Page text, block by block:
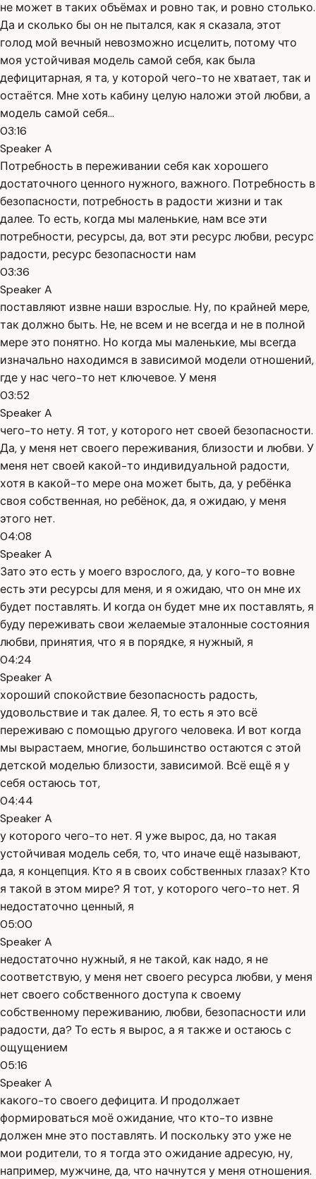
не может в таких объёмах и ровно так, и ровно столько.
Да и сколько бы он не пытался, как я сказала, этот
голод мой вечный невозможно исцелить, потому что
моя устойчивая модель самой себя, как была
дефицитарная, я та, у которой чего-то не хватает, так и
остаётся. Мне хоть кабину целую наложи этой любви, а
модель самой себя...
03:16
Speaker A
Потребность в переживании себя как хорошего
достаточного ценного нужного, важного. Потребность в
безопасности, потребность в радости жизни и так
далее. То есть, когда мы маленькие, нам все эти
потребности, ресурсы, да, вот эти ресурс любви, ресурс
радости, ресурс безопасности нам
03:36
Speaker A
поставляют извне наши взрослые. Ну, по крайней мере,
так должно быть. Не, не всем и не всегда и не в полной
мере это понятно. Но когда мы маленькие, мы всегда
изначально находимся в зависимой модели отношений,
где у нас чего-то нет ключевое. У меня
03:52
Speaker A
чего-то нету. Я тот, у которого нет своей безопасности.
Да, у меня нет своего переживания, близости и любви. У
меня нет своей какой-то индивидуальной радости,
хотя в какой-то мере она может быть, да, у ребёнка
своя собственная, но ребёнок, да, я ожидаю, у меня
этого нет.
04:08
Speaker A
Зато это есть у моего взрослого, да, у кого-то вовне
есть эти ресурсы для меня, и я ожидаю, что он мне их
будет поставлять. И когда он будет мне их поставлять, я
буду переживать свои желаемые эталонные состояния
любви, принятия, что я в порядке, я нужный, я
04:24
Speaker A
хороший спокойствие безопасность радость,
удовольствие и так далее. Я, то есть я это всё
переживаю с помощью другого человека. И вот когда
мы вырастаем, многие, большинство остаются с этой
детской моделью близости, зависимой. Всё ещё я у
себя остаюсь тот,
04:44
Speaker A
у которого чего-то нет. Я уже вырос, да, но такая
устойчивая модель себя, то, что иначе ещё называют,
да, я концепция. Кто я в своих собственных глазах? Кто
я такой в этом мире? Я тот, у которого чего-то нет. Я
недостаточно ценный, я
05:00
Speaker A
недостаточно нужный, я не такой, как надо, я не
соответствую, у меня нет своего ресурса любви, у меня
нет своего собственного доступа к своему
собственному переживанию, любви, безопасности или
радости, да? То есть я вырос, а я также и остаюсь с
ощущением
05:16
Speaker A
какого-то своего дефицита. И продолжает
формироваться моё ожидание, что кто-то извне
должен мне это поставлять. И поскольку это уже не
мои родители, то я тогда это ожидание адресую, ну,
например, мужчине, да, что начнутся у меня отношения.